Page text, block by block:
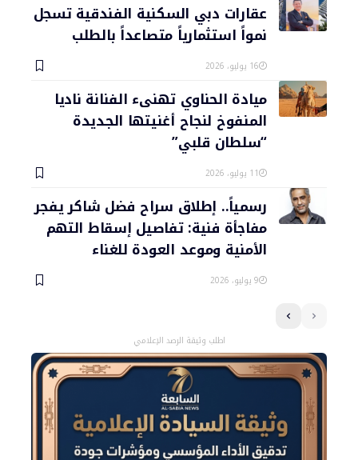
عقارات دبي السكنية الفندقية تسجل
نمواً استثمارياً متصاعداً بالطلب
16 يوليو، 2026
ميادة الحناوي تهنىء الفنانة ناديا
المنفوخ لنجاح أغنيتها الجديدة
“سلطان قلبي”
11 يوليو، 2026
رسمياً.. إطلاق سراح فضل شاكر يفجر
مفاجأة فنية: تفاصيل إسقاط التهم
الأمنية وموعد العودة للغناء
9 يوليو، 2026
اطلب وثيقة الرصد الإعلامي